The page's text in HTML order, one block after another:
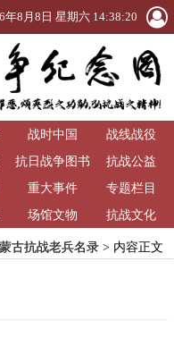
年8月8日 星期六 14:38:20
战时中国
战线战役
抗日战争图书
馆
抗战公益
重大事件
专题栏目
场馆文物 抗战文化
古抗战老兵名录> 内容正文